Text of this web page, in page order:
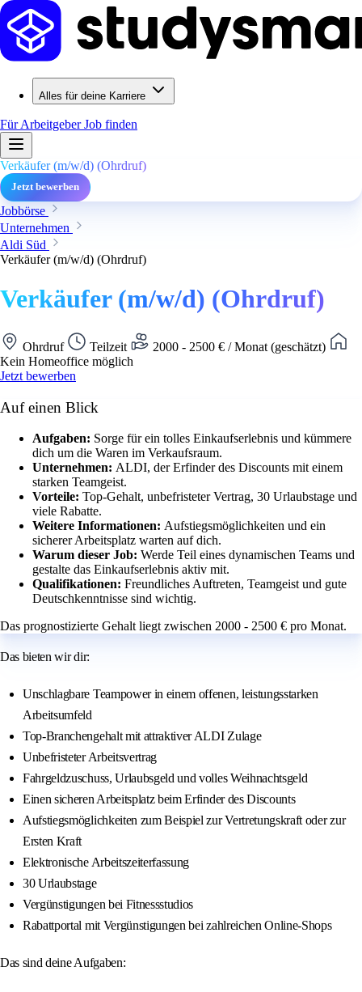
Alles für deine Karriere
Für ArbeitgeberJob finden
Verkäufer (m/w/d) (Ohrdruf)
Jetzt bewerben
Jobbörse
Unternehmen
Aldi Süd
Verkäufer (m/w/d) (Ohrdruf)
Verkäufer (m/w/d) (Ohrdruf)
Ohrdruf Teilzeit
2000 - 2500 € / Monat (geschätzt)
Kein Homeoffice möglich
Jetzt bewerben
Auf einen Blick
Aufgaben: Sorge für ein tolles Einkaufserlebnis und kümmere
dich um die Waren im Verkaufsraum.
Unternehmen: ALDI, der Erfinder des Discounts mit einem
starken Teamgeist.
Vorteile: Top-Gehalt, unbefristeter Vertrag, 30 Urlaubstage und
viele Rabatte.
Weitere Informationen: Aufstiegsmöglichkeiten und ein
sicherer Arbeitsplatz warten auf dich.
Warum dieser Job: Werde Teil eines dynamischen Teams und
gestalte das Einkaufserlebnis aktiv mit.
Qualifikationen: Freundliches Auftreten, Teamgeist und gute
Deutschkenntnisse sind wichtig.
Das prognostizierte Gehalt liegt zwischen 2000 - 2500 € pro Monat.
Das bieten wir dir:
Unschlagbare Teampower in einem offenen, leistungsstarken
Arbeitsumfeld
Top-Branchengehalt mit attraktiver ALDI Zulage
Unbefristeter Arbeitsvertrag
Fahrgeldzuschuss, Urlaubsgeld und volles Weihnachtsgeld
Einen sicheren Arbeitsplatz beim Erfinder des Discounts
Aufstiegsmöglichkeiten zum Beispiel zur Vertretungskraft oder zur
Ersten Kraft
Elektronische Arbeitszeiterfassung
30 Urlaubstage
Vergünstigungen bei Fitnessstudios
Rabattportal mit Vergünstigungen bei zahlreichen Online-Shops
Das sind deine Aufgaben: